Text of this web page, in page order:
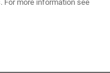
For more information see